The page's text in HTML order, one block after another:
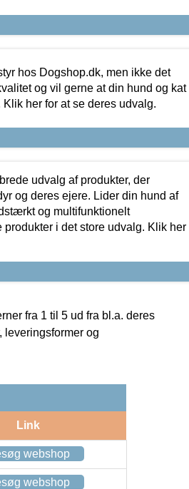
hos Dogshop.dk, men ikke det
og vil gerne at din hund og kat
her for at se deres udvalg.
udvalg af produkter, der
og deres ejere. Lider din hund af
og multifunktionelt
i det store udvalg. Klik her
fra 1 til 5 ud fra bl.a. deres
leveringsformer og
Link
webshop
webshop